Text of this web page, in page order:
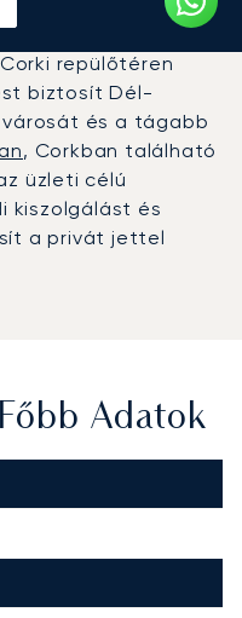
(ORK)
repülőtéren
biztosít Dél-
városát és a tágabb
, Corkban található
üzleti célú
kiszolgálást és
a privát jettel
Adatok